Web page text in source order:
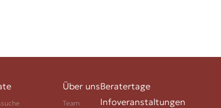
Über uns
Team
Beratertage
Infoveranstaltungen